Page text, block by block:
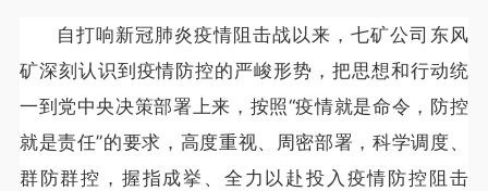
自打响新冠肺炎疫情阻击战以来，七矿公司东风
矿深刻认识到疫情防控的严峻形势，把思想和行动统
一到党中央决策部署上来，按照“疫情就是命令，防控
就是责任”的要求，高度重视、周密部署，科学调度、
群防群控，握指成挙、全力以赴投入疫情防控阻击